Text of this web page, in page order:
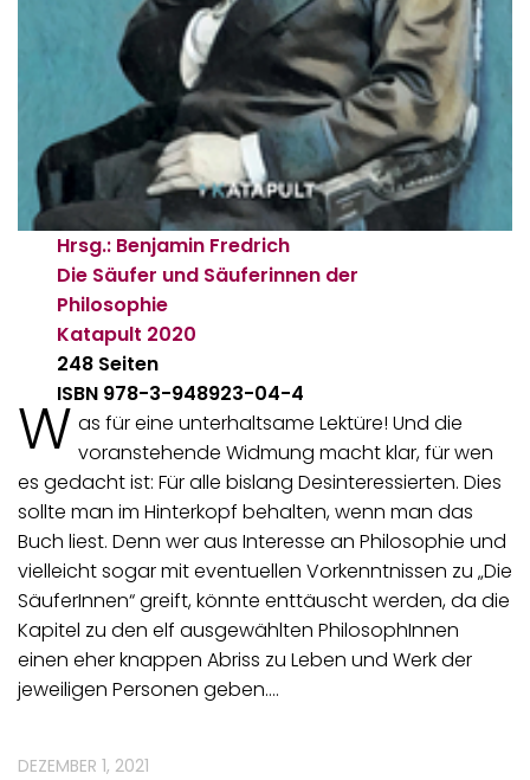
Hrsg.: Benjamin Fredrich
Die Säufer und Säuferinnen der
Philosophie
Katapult 2020
248 Seiten
ISBN 978-3-948923-04-4
W as für eine unterhaltsame Lektüre! Und die
voranstehende Widmung macht klar, für wen
es gedacht ist: Für alle bislang Desinteressierten. Dies
sollte man im Hinterkopf behalten, wenn man das
Buch liest. Denn wer aus Interesse an Philosophie und
vielleicht sogar mit eventuellen Vorkenntnissen zu „Die
SäuferInnen“ greift, könnte enttäuscht werden, da die
Kapitel zu den elf ausgewählten PhilosophInnen
einen eher knappen Abriss zu Leben und Werk der
jeweiligen Personen geben.…
DEZEMBER 1, 2021